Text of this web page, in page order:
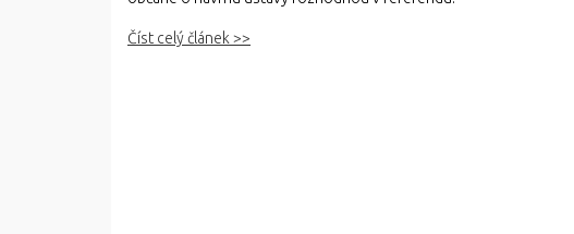
Číst celý článek >>